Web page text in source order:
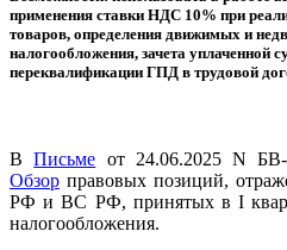
применения ставки НДС 10% при
товаров, определения движимых и
налогообложения, зачета
переквалификации ГПД в трудовой
ВПисьме от 24.06.2025 N
Обзор правовых позиций,
РФ и ВС РФ, принятых в I
налогообложения.